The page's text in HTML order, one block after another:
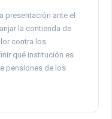
presentación ante el
la contienda de
contra los
qué institución es
pensiones de los